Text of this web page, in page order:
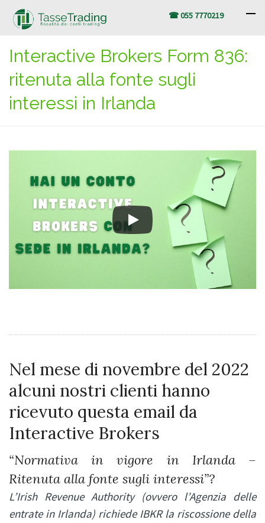
☎ 055 7770219
Interactive Brokers Form 836:
ritenuta alla fonte sugli
interessi in Irlanda
Nel mese di novembre del 2022
alcuni nostri clienti hanno
ricevuto questa email da
Interactive Brokers
“Normativa in vigore in Irlanda –
Ritenuta alla fonte sugli interessi”?
L’Irish Revenue Authority (ovvero l’Agenzia delle
entrate in Irlanda) richiede IBKR la riscossione della